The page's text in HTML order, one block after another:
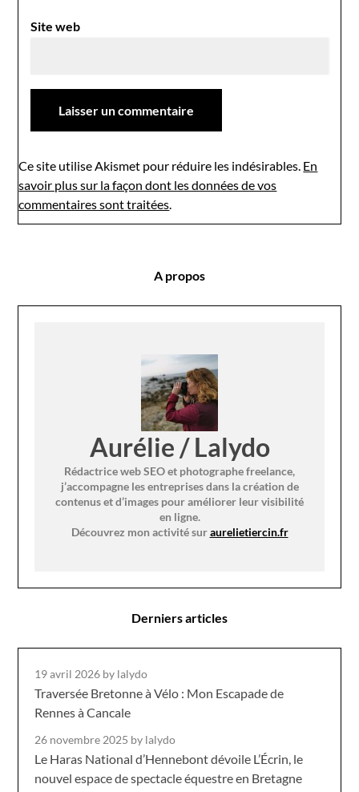
Site web
Ce site utilise Akismet pour réduire les indésirables. En
savoir plus sur la façon dont les données de vos
commentaires sont traitées.
A propos
Aurélie / Lalydo
Rédactrice web SEO et photographe freelance,
j’accompagne les entreprises dans la création de
contenus et d’images pour améliorer leur visibilité
en ligne.
Découvrez mon activité suraurelietiercin.fr
Derniers articles
19 avril 2026 by lalydo
Traversée Bretonne à Vélo : Mon Escapade de
Rennes à Cancale
26 novembre 2025 by lalydo
Le Haras National d’Hennebont dévoile L’Écrin, le
nouvel espace de spectacle équestre en Bretagne